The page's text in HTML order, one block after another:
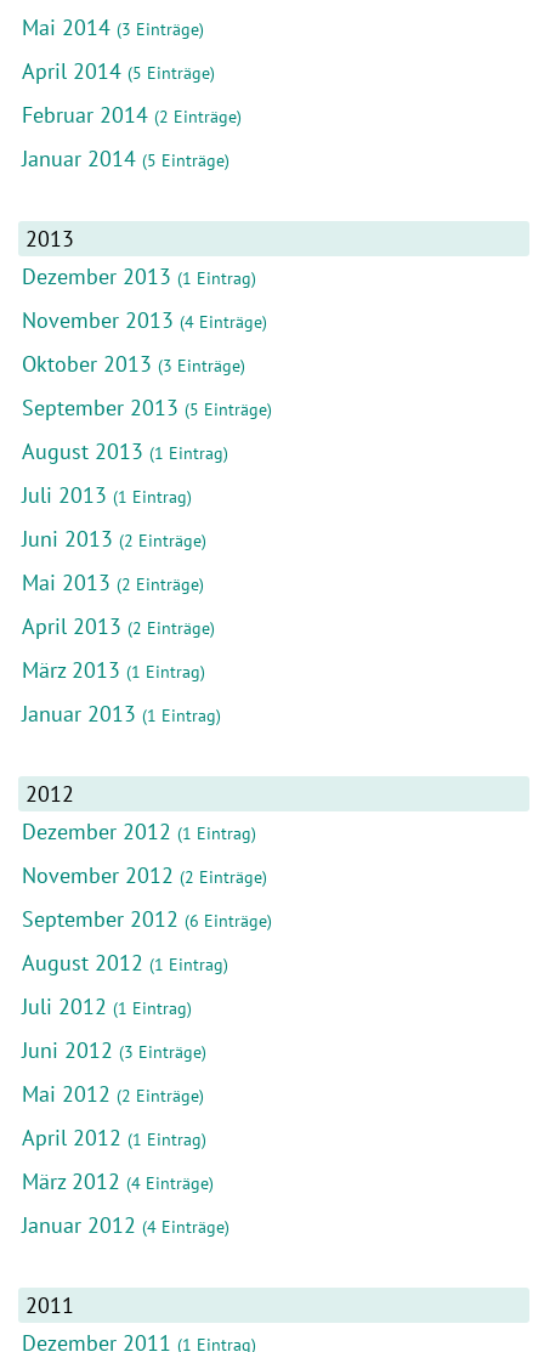
Mai 2014 (3 Einträge)
April 2014 (5 Einträge)
Februar 2014 (2 Einträge)
Januar 2014 (5 Einträge)
2013
Dezember 2013 (1 Eintrag)
November 2013 (4 Einträge)
Oktober 2013 (3 Einträge)
September 2013 (5 Einträge)
August 2013 (1 Eintrag)
Juli 2013 (1 Eintrag)
Juni 2013 (2 Einträge)
Mai 2013 (2 Einträge)
April 2013 (2 Einträge)
März 2013 (1 Eintrag)
Januar 2013 (1 Eintrag)
2012
Dezember 2012 (1 Eintrag)
November 2012 (2 Einträge)
September 2012 (6 Einträge)
August 2012 (1 Eintrag)
Juli 2012 (1 Eintrag)
Juni 2012 (3 Einträge)
Mai 2012 (2 Einträge)
April 2012 (1 Eintrag)
März 2012 (4 Einträge)
Januar 2012 (4 Einträge)
2011
Dezember 2011 (1 Eintrag)